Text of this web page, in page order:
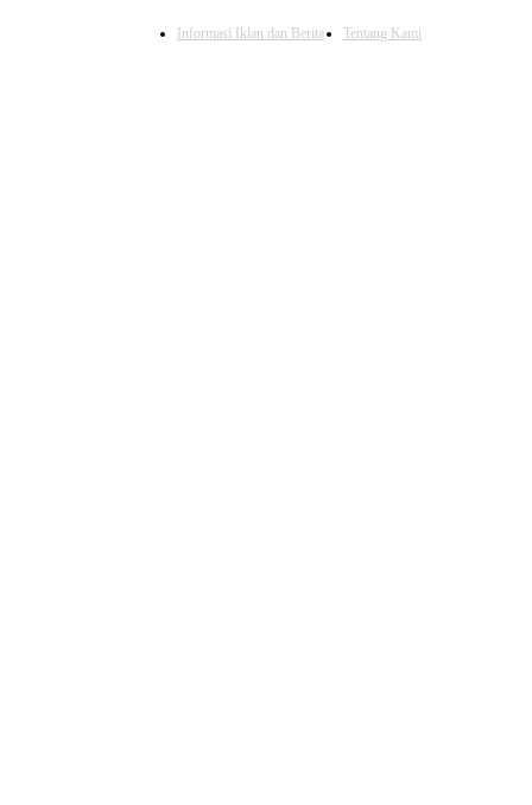
Informasi Iklan dan Berita Tentang Kami